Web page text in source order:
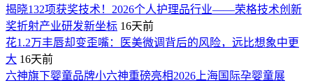
揭晓132项获奖技术！2026个人护理品行业——荣格技术创新
奖折射产业研发新坐标 16天前
花1.2万丰唇却变歪嘴：医美微调背后的风险，远比想象中更
大 16天前
六神旗下婴童品牌小六神重磅亮相2026上海国际孕婴童展